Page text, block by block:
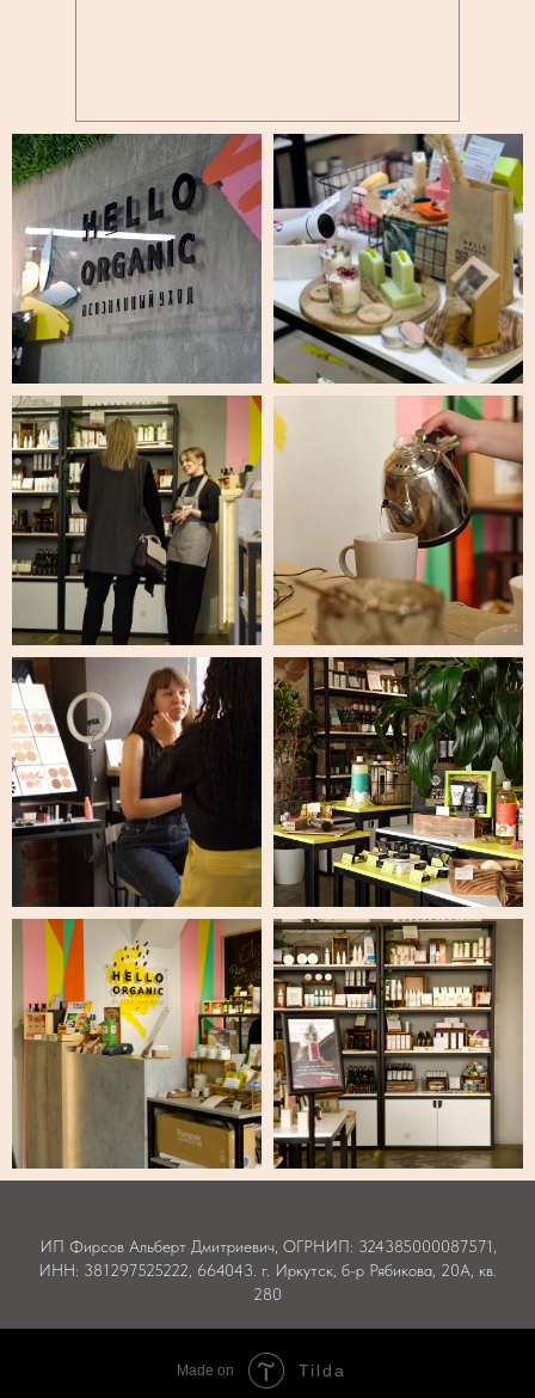
ИП Фирсов Альберт Дмитриевич, ОГРНИП: 324385000087571,
ИНН: 381297525222, 664043. г. Иркутск, б-р Рябикова, 20А, кв.
280
Made on Tilda